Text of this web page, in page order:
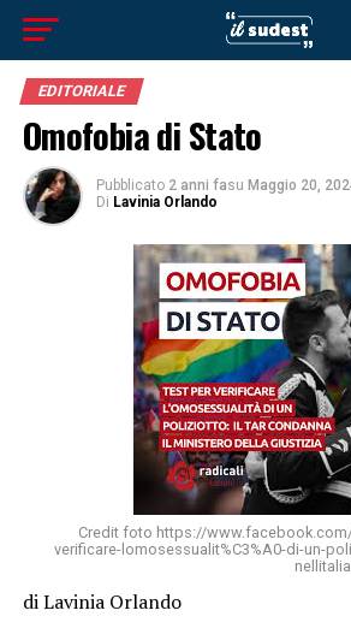
EDITORIALE
Omofobia di Stato
Pubblicato 2 anni fasu Maggio 20,
Di Lavinia Orlando
Credit foto https://
verificare-lomosessualit%C3%A0-di-un-
di Lavinia Orlando